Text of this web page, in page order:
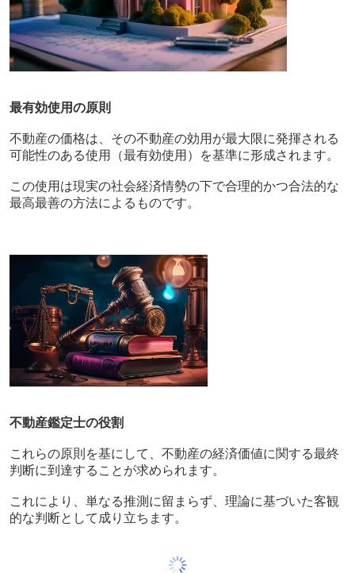
最有効使用の原則
不動産の価格は、その不動産の効用が最大限に発揮される
可能性のある使用（最有効使用）を基準に形成されます。
この使用は現実の社会経済情勢の下で合理的かつ合法的な
最高最善の方法によるものです。
不動産鑑定士の役割
これらの原則を基にして、不動産の経済価値に関する最終
判断に到達することが求められます。
これにより、単なる推測に留まらず、理論に基づいた客観
的な判断として成り立ちます。